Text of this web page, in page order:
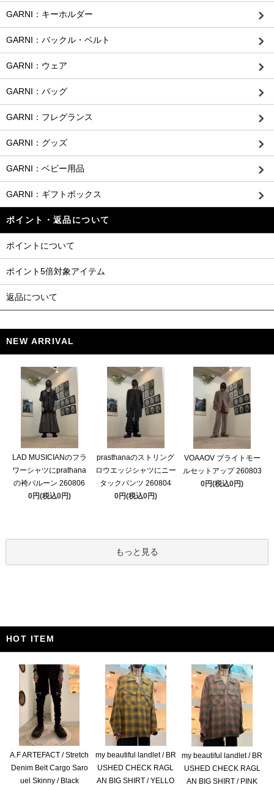
GARNI：キーホルダー
GARNI：バックル・ベルト
GARNI：ウェア
GARNI：バッグ
GARNI：フレグランス
GARNI：グッズ
GARNI：ベビー用品
GARNI：ギフトボックス
ポイント・返品について
ポイントについて
ポイント5倍対象アイテム
返品について
NEW ARRIVAL
LAD MUSICIANのフラ
ワーシャツにprathana
の袴バルーン 260806
0円(税込0円)
prasthanaのストリング
ロウエッジシャツにニー
タックパンツ 260804
0円(税込0円)
VOAAOV ブライトモー
ルセットアップ 260803
0円(税込0円)
もっと見る
HOT ITEM
A.F ARTEFACT / Stretch
Denim Belt Cargo Saro
uel Skinny / Black
my beautiful landlet / BR
USHED CHECK RAGL
AN BIG SHIRT / YELLO
my beautiful landlet / BR
USHED CHECK RAGL
AN BIG SHIRT / PINK